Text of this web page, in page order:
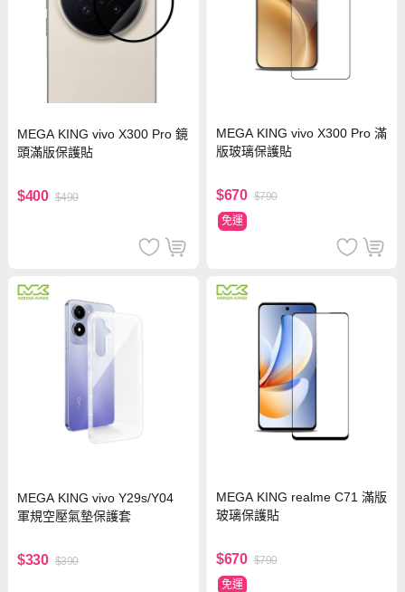
MEGA KING vivo X300 Pro 鏡
頭滿版保護貼
$400 $490
MEGA KING vivo X300 Pro 滿
版玻璃保護貼
$670 $790
免運
MEGA KING vivo Y29s/Y04
軍規空壓氣墊保護套
$330 $390
MEGA KING realme C71 滿版
玻璃保護貼
$670 $790
免運